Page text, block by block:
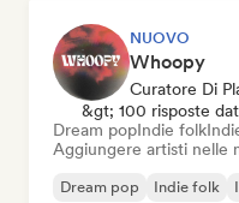
NUOVO
Whoopy
Curatore Di
&gt; 100 risposte
Dream popIndie folk
Aggiungere artisti nelle
Dream pop Indie folk